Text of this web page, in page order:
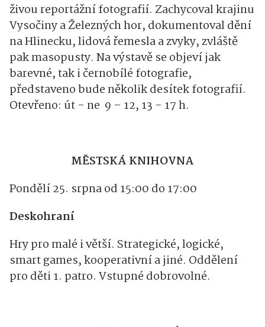
tvorbě zaměřoval na výtvarnou, portrétní,
živou reportážní fotografií. Zachycoval krajinu
Vysočiny a Železných hor, dokumentoval dění
na Hlinecku, lidová řemesla a zvyky, zvláště
pak masopusty. Na výstavě se objeví jak
barevné, tak i černobílé fotografie,
představeno bude několik desítek fotografií.
MĚSTSKÁ KNIHOVNA
Pondělí 25. srpna od 15:00 do 17:00
Deskohraní
Hry pro malé i větší. Strategické, logické,
smart games, kooperativní a jiné. Oddělení